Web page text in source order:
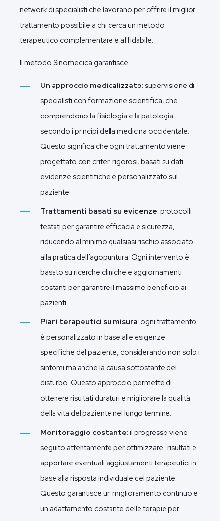
network di specialisti che lavorano per offrire il miglior
trattamento possibile a chi cerca un metodo
terapeutico complementare e affidabile.
Il metodo Sinomedica garantisce:
Un approccio medicalizzato: supervisione di
specialisti con formazione scientifica, che
comprendono la fisiologia e la patologia
secondo i principi della medicina occidentale.
Questo significa che ogni trattamento viene
progettato con criteri rigorosi, basati su dati
evidenze scientifiche e personalizzato sul
paziente.
Trattamenti basati su evidenze: protocolli
testati per garantire efficacia e sicurezza,
riducendo al minimo qualsiasi rischio associato
alla pratica dell’agopuntura. Ogni intervento è
basato su ricerche cliniche e aggiornamenti
costanti per garantire il massimo beneficio ai
pazienti.
Piani terapeutici su misura: ogni trattamento
è personalizzato in base alle esigenze
specifiche del paziente, considerando non solo i
sintomi ma anche la causa sottostante del
disturbo. Questo approccio permette di
ottenere risultati duraturi e migliorare la qualità
della vita del paziente nel lungo termine.
Monitoraggio costante: il progresso viene
seguito attentamente per ottimizzare i risultati e
apportare eventuali aggiustamenti terapeutici in
base alla risposta individuale del paziente.
Questo garantisce un miglioramento continuo e
un adattamento costante delle terapie per